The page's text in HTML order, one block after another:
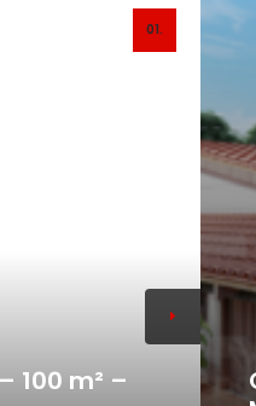
01.
100 m² –